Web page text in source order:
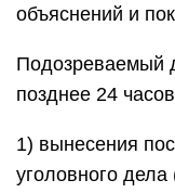
объяснений и
Подозреваемый
позднее 24
1) вынесения
уголовного